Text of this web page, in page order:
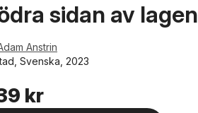
sidan av lagen
Anstrin
Svenska, 2023
kr